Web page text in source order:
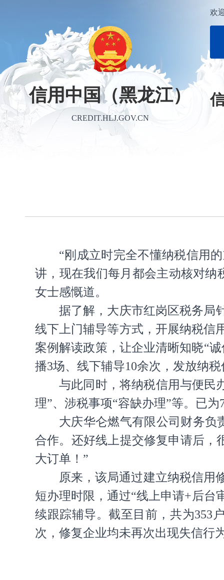
信用中国（黑龙江）
CREDIT.HLJ.GOV.CN
欢
“刚成立时完全不懂纳税信用
讲，现在我们每月都会主动核对纳
女士感慨道。
据了解，大庆市红岗区税务局
线下上门辅导等方式，开展纳税信
案例解读政策，让企业清晰知晓“
播3场、线下辅导10余次，发放纳
与此同时，将纳税信用与便民
理”、涉税事项“容缺办理”等。已
大庆华仑燃气有限公司财务负
合作。还好线上提交修复申请后，
大订单！”
原来，该局通过建立纳税信用
短办理时限，通过“线上申请+后台
续跟踪辅导。截至目前，共为353
次，修复企业均未再次出现失信行